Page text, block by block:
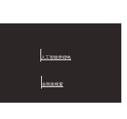
人工智能类锂电
金凯能视窗